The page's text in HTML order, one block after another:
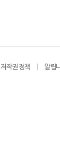
저작권 정책 알립